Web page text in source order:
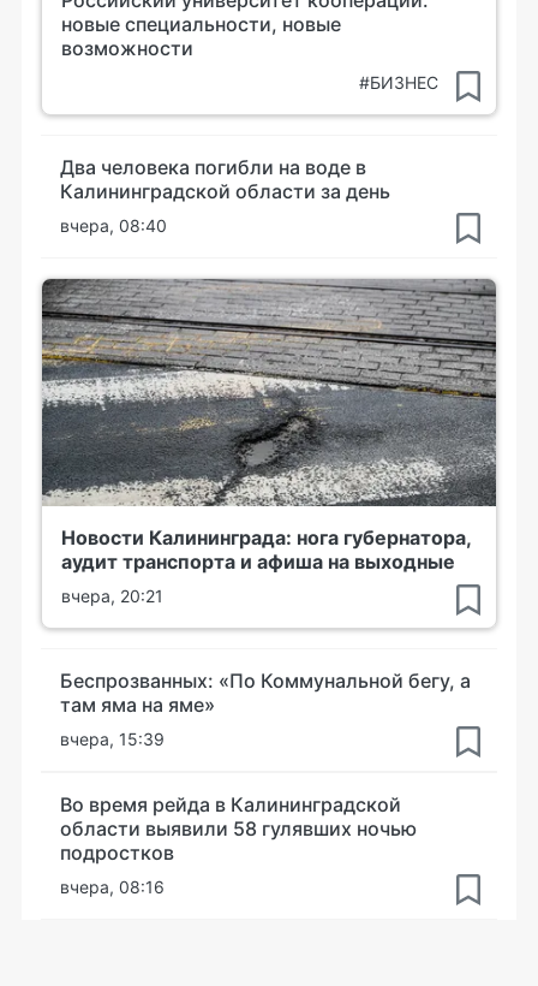
новые специальности, новые
возможности
#БИЗНЕС
Два человека погибли на воде в
Калининградской области за день
вчера, 08:40
Новости Калининграда: нога губернатора,
аудит транспорта и афиша на выходные
вчера, 20:21
Беспрозванных: «По Коммунальной бегу, а
там яма на яме»
вчера, 15:39
Во время рейда в Калининградской
области выявили 58 гулявших ночью
подростков
вчера, 08:16